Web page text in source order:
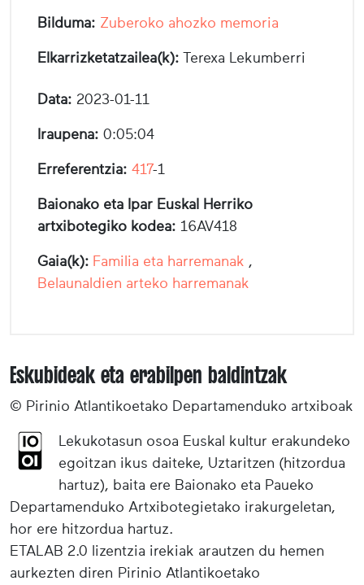
Bilduma: Zuberoko ahozko memoria
Elkarrizketatzailea(k): Terexa Lekumberri
Data: 2023-01-11
Iraupena: 0:05:04
Erreferentzia: 417-1
Baionako eta Ipar Euskal Herriko
artxibotegiko kodea: 16AV418
Gaia(k): Familia eta harremanak ,
Belaunaldien arteko harremanak
Eskubideak eta erabilpen baldintzak
© Pirinio Atlantikoetako Departamenduko artxiboak
Lekukotasun osoa Euskal kultur erakundeko
egoitzan ikus daiteke, Uztaritzen (hitzordua
hartuz), baita ere Baionako eta Paueko
Departamenduko Artxibotegietako irakurgeletan,
hor ere hitzordua hartuz.
ETALAB 2.0 lizentzia irekiak arautzen du hemen
aurkezten diren Pirinio Atlantikoetako